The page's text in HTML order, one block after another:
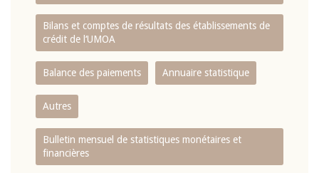
Bilans et comptes de résultats des établissements de
crédit de l‘UMOA
Balance des paiements Annuaire statistique
Autres
Bulletin mensuel de statistiques monétaires et
financières